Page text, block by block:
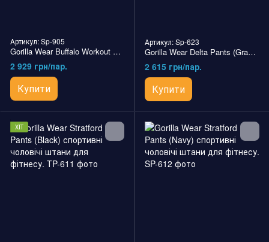
Артикул: Sp-905
Gorilla Wear Buffalo Workout Pants (Black/Red) cпортивні чоловічі штани для бодібілдингу.
2 929 грн/пар.
Купити
Артикул: Sp-623
Gorilla Wear Delta Pants (Gray) cпортивні чоловічі штани для бодібілдингу.
2 615 грн/пар.
Купити
ХІТ